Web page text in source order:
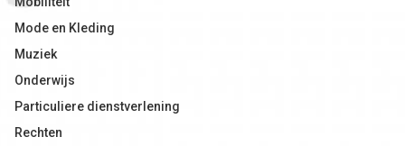
Mode en Kleding
Muziek
Onderwijs
Particuliere dienstverlening
Rechten